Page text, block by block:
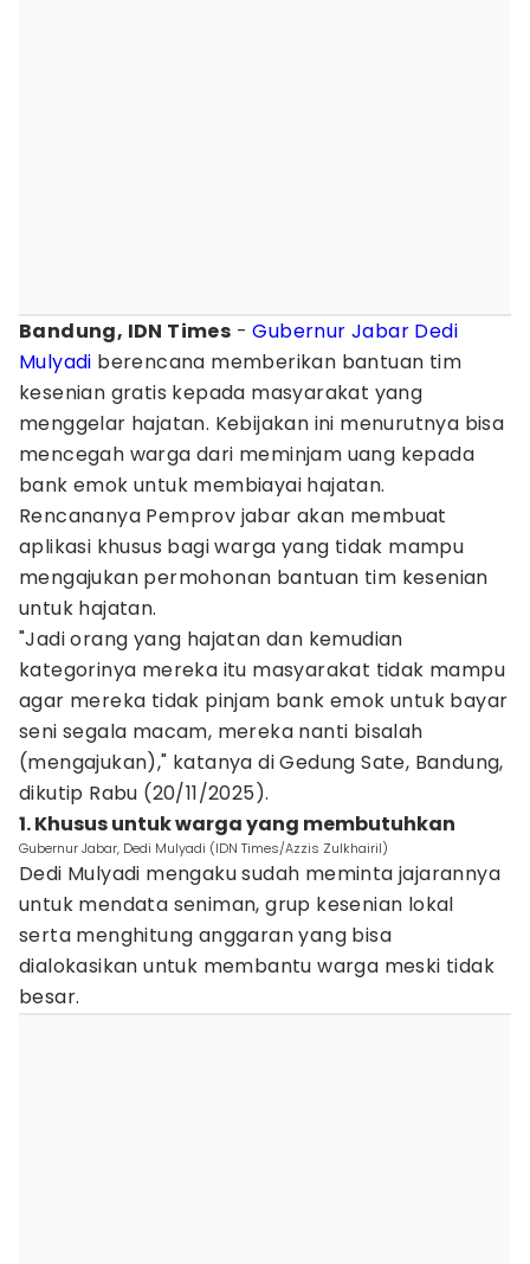
Bandung, IDN Times -Gubernur Jabar Dedi
Mulyadi berencana memberikan bantuan tim
kesenian gratis kepada masyarakat yang
menggelar hajatan. Kebijakan ini menurutnya bisa
mencegah warga dari meminjam uang kepada
bank emok untuk membiayai hajatan.
Rencananya Pemprov jabar akan membuat
aplikasi khusus bagi warga yang tidak mampu
mengajukan permohonan bantuan tim kesenian
untuk hajatan.
"Jadi orang yang hajatan dan kemudian
kategorinya mereka itu masyarakat tidak mampu
agar mereka tidak pinjam bank emok untuk bayar
seni segala macam, mereka nanti bisalah
(mengajukan)," katanya di Gedung Sate, Bandung,
dikutip Rabu (20/11/2025).
1. Khusus untuk warga yang membutuhkan
Gubernur Jabar, Dedi Mulyadi (IDN Times/Azzis Zulkhairil)
Dedi Mulyadi mengaku sudah meminta jajarannya
untuk mendata seniman, grup kesenian lokal
serta menghitung anggaran yang bisa
dialokasikan untuk membantu warga meski tidak
besar.